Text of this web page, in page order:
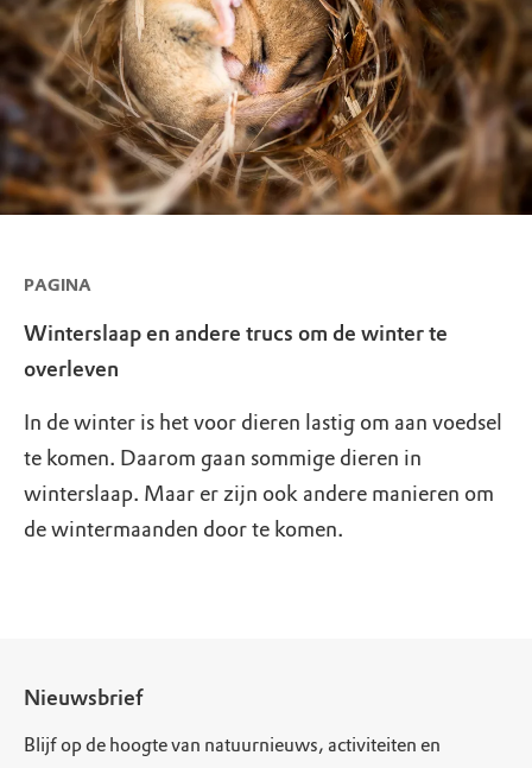
PAGINA
Winterslaap en andere trucs om de winter te
overleven
In de winter is het voor dieren lastig om aan voedsel
te komen. Daarom gaan sommige dieren in
winterslaap. Maar er zijn ook andere manieren om
de wintermaanden door te komen.
Nieuwsbrief
Blijf op de hoogte van natuurnieuws, activiteiten en